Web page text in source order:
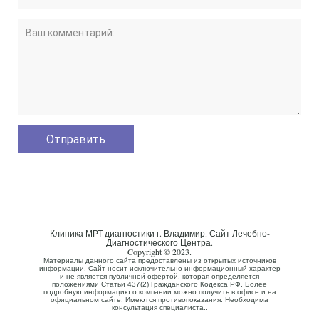
Клиника МРТ диагностики г. Владимир. Сайт Лечебно-
Диагностического Центра.
Copyright © 2023.
Материалы данного сайта предоставлены из открытых источников
информации. Сайт носит исключительно информационный характер
и не является публичной офертой, которая определяется
положениями Статьи 437(2) Гражданского Кодекса РФ. Более
подробную информацию о компании можно получить в офисе и на
официальном сайте. Имеются противопоказания. Необходима
консультация специалиста..